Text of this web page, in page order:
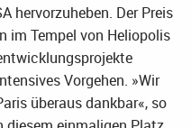
hervorzuheben. Der Preis
im Tempel von Heliopolis
Vorgehen. »Wir
überaus dankbar«, so